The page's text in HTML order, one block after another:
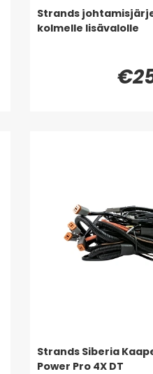
Strands
kolmelle lisävalolle
Strands Siberia
Power Pro 4X DT